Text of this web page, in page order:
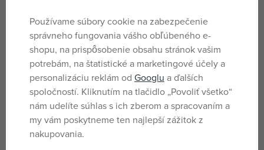
T-tomi BIO Bambusové plienky,
penguins / tučniaky
skladom
14,39 €
T-TOMI Vrchné nohavičky, cats
skladom
DMOC:15,84 €
14,42 €
Používame súbory cookie na zabezpečenie
správneho fungovania vášho obľúbeného e-
shopu, na prispôsobenie obsahu stránok vašim
potrebám, na štatistické a marketingové účely a
personalizáciu reklám od Googlu a ďalších
spoločností. Kliknutím na tlačidlo „Povoliť všetko“
nám udelíte súhlas s ich zberom a spracovaním a
my vám poskytneme ten najlepší zážitok z
nakupovania.